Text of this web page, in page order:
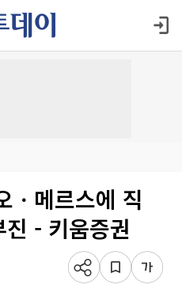
ㆍ메르스에 직
- 키움증권